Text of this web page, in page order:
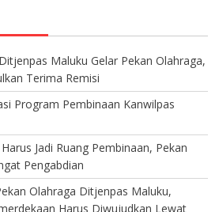
Maluku Gelar Pekan Olahraga,
Terima Remisi
Program Pembinaan Kanwilpas
Jadi Ruang Pembinaan, Pekan
Pengabdian
Olahraga Ditjenpas Maluku,
Harus Diwujudkan Lewat